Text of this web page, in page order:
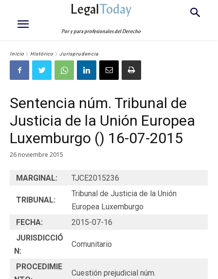
LegalToday
Por y para profesionales del Derecho
Inicio Histórico Jurisprudencia
Sentencia núm. Tribunal de
Justicia de la Unión Europea
Luxemburgo () 16-07-2015
26 noviembre 2015
MARGINAL: TJCE2015236
TRIBUNAL:
Tribunal de Justicia de la Unión
Europea Luxemburgo
FECHA:
2015-07-16
JURISDICCIÓ
N:
Comunitario
PROCEDIMIE
Cuestión prejudicial núm.